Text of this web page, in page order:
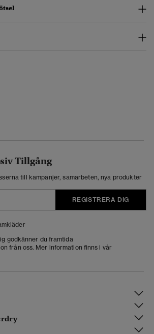
Tillgång
till kampanjer, samarbeten, nya produkter
REGISTRERA DIG
godkänner du framtida
från oss. Mer information finns i vår